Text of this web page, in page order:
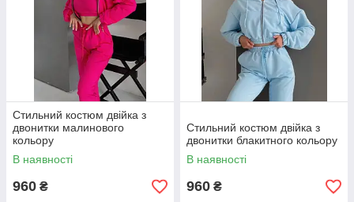
Стильний костюм двійка з
двонитки малинового
кольору
В наявності
960 ₴
Стильний костюм двійка з
двонитки блакитного кольору
В наявності
960 ₴